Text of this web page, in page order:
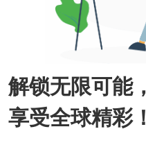
解锁无限可能，
享受全球精彩！